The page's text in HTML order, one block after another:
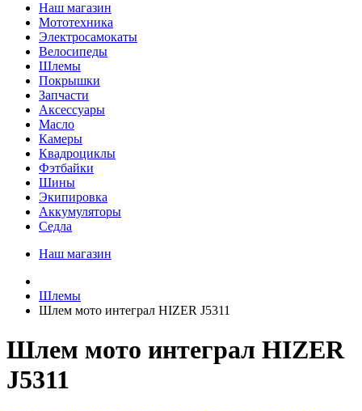
Наш магазин
Мототехника
Электросамокаты
Велосипеды
Шлемы
Покрышки
Запчасти
Аксессуары
Масло
Камеры
Квадроциклы
Фэтбайки
Шины
Экипировка
Аккумуляторы
Седла
Наш магазин
Шлемы
Шлем мото интеграл HIZER J5311
Шлем мото интеграл HIZER
J5311